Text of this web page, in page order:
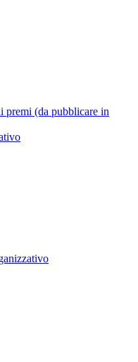
premi (da pubblicare in